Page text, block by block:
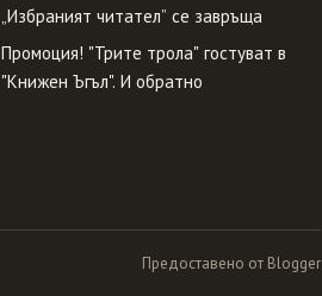
„Избраният читател” се завръща
Промоция! "Трите трола" гостуват в
"Книжен Ъгъл". И обратно
Предоставено от Blogger